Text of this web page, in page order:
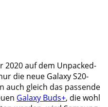
2020 auf dem Unpacked-
die neue Galaxy S20-
auch gleich das passende
Galaxy Buds+, die wohl